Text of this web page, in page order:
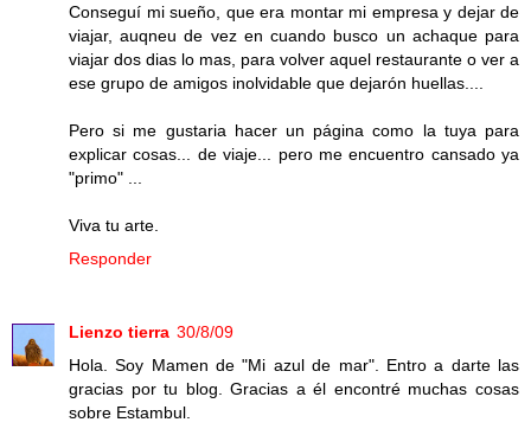
Conseguí mi sueño, que era montar mi empresa y dejar de
viajar, auqneu de vez en cuando busco un achaque para
viajar dos dias lo mas, para volver aquel restaurante o ver a
ese grupo de amigos inolvidable que dejarón huellas....
Pero si me gustaria hacer un página como la tuya para
explicar cosas... de viaje... pero me encuentro cansado ya
"primo" ...
Viva tu arte.
Responder
Lienzo tierra 30/8/09
Hola. Soy Mamen de "Mi azul de mar". Entro a darte las
gracias por tu blog. Gracias a él encontré muchas cosas
sobre Estambul.